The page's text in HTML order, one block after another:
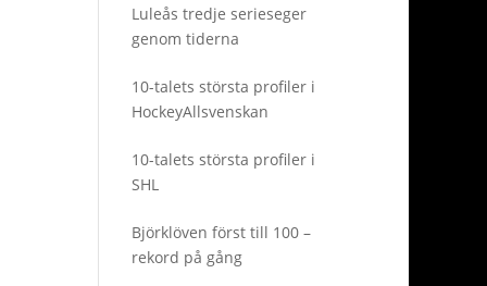
Luleås tredje serieseger
genom tiderna
10-talets största profiler i
HockeyAllsvenskan
10-talets största profiler i
SHL
Björklöven först till 100 –
rekord på gång